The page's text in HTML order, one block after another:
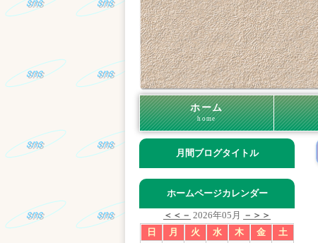
ホーム
home
月間ブログタイトル
ホームページカレンダー
＜＜－ 2026年05月
－＞＞
日
月 火 水 木 金
土